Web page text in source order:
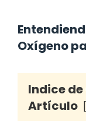
Oxígeno
Indice
Artículo